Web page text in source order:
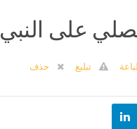
على النبي
تبليغ حذف